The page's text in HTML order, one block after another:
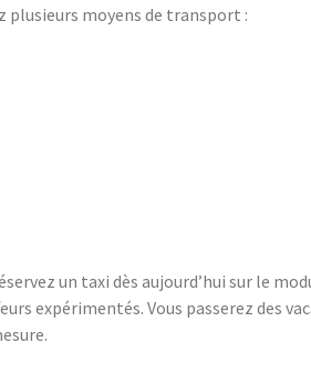
plusieurs moyens de transport :
un taxi dès aujourd’hui sur le
expérimentés. Vous passerez des